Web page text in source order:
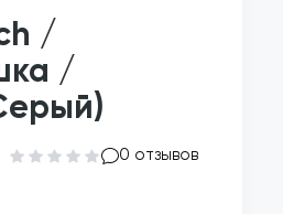
/
/
0 отзывов